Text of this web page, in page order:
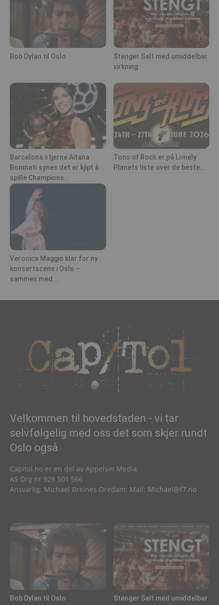
Bob Dylan til Oslo
Stenger Salt med umiddelbar
virkning
Barcelona stjerne Aitana
Bonmatí synes det er kjipt å
spille Champions...
Tons of Rock er på Lonely
Planets liste over de beste...
Veronica Maggio klar for ny
konsertscene i Oslo –
sammen med...
Velkommen til hovedstaden - vi tar
selvfølgelig med oss det som skjer rundt
Oslo også
Capitol.no er en del av Appelsin Media
AS Org nr 928 501 566
Ansvarlig: Michael Breines Oredam: Mail: Michael@f7.no
Bob Dylan til Oslo
Stenger Salt med umiddelbar